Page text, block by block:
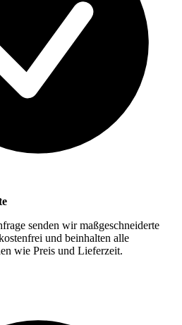
senden wir maßgeschneiderte
und beinhalten alle
wie Preis und Lieferzeit.